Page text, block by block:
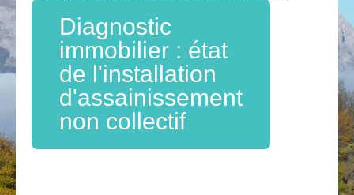
Diagnostic
immobilier : état
de l'installation
d'assainissement
non collectif